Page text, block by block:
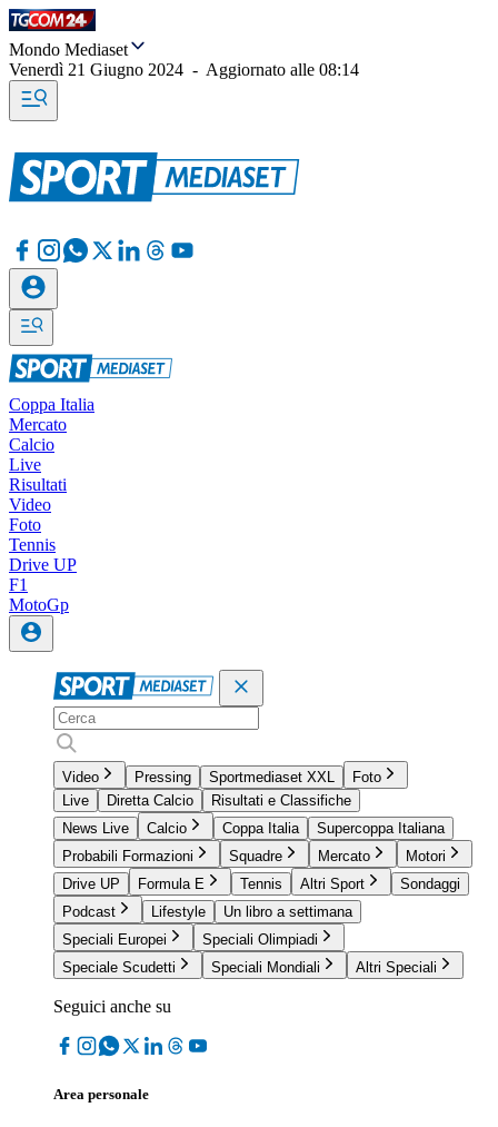
Mondo Mediaset
Venerdì 21 Giugno 2024 - Aggiornato alle 08:14
Coppa Italia
Mercato
Calcio
Live
Risultati
Video
Foto
Tennis
Drive UP
F1
MotoGp
Video Pressing Sportmediaset XXL
Foto
Live
Diretta Calcio
Risultati e Classifiche
News Live
Calcio Coppa Italia
Supercoppa Italiana
Probabili Formazioni
Squadre Mercato
Motori
Drive UP
Formula E Tennis Altri Sport
Sondaggi
Podcast
Lifestyle
Un libro a settimana
Speciali Europei
Speciali Olimpiadi
Speciale Scudetti
Speciali Mondiali Altri Speciali
Seguici anche su
Area personale